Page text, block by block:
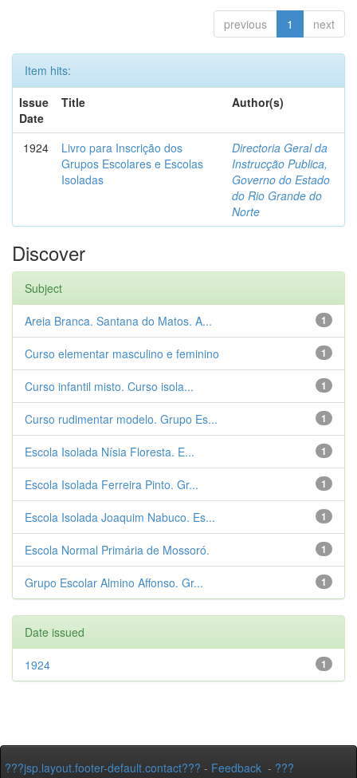
previous 1 next
Item hits:
Issue
Date
Title Author(s)
1924
Livro para Inscrição dos
Grupos Escolares e Escolas
Isoladas
Directoria Geral da
Instrucção Publica,
Governo do Estado
do Rio Grande do
Norte
Discover
Subject
1
Areia Branca. Santana do Matos. A...
1
Curso elementar masculino e feminino
1
Curso infantil misto. Curso isola...
1
Curso rudimentar modelo. Grupo Es...
1
Escola Isolada Nísia Floresta. E...
1
Escola Isolada Ferreira Pinto. Gr...
1
Escola Isolada Joaquim Nabuco. Es...
1
Escola Normal Primária de Mossoró.
1
Grupo Escolar Almino Affonso. Gr...
Date issued
1
1924
???jsp.layout.footer-default.contact??? - Feedback - ???